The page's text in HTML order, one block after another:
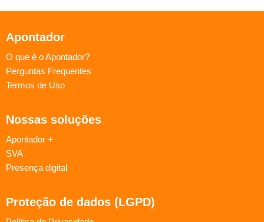
Apontador
O que é o Apontador?
Perguntas Frequentes
Termos de Uso
Nossas soluções
Apontador +
SVA
Presença digital
Proteção de dados (LGPD)